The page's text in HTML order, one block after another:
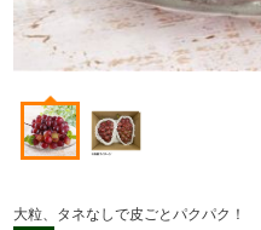
大粒、タネなしで皮ごとパクパク！